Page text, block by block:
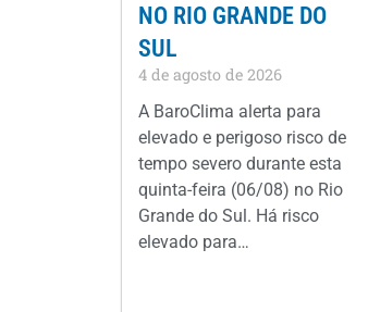
NO RIO GRANDE DO
SUL
4 de agosto de 2026
A BaroClima alerta para
elevado e perigoso risco de
tempo severo durante esta
quinta-feira (06/08) no Rio
Grande do Sul. Há risco
elevado para…